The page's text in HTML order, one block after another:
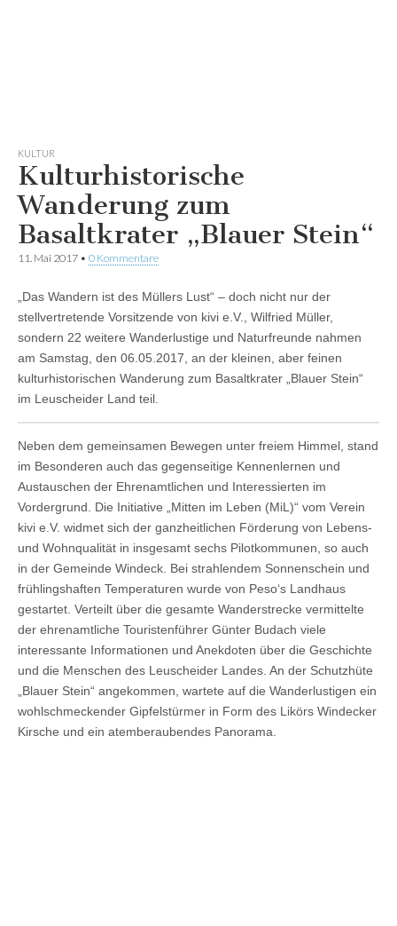
KULTUR
Kulturhistorische
Wanderung zum
Basaltkrater „Blauer Stein“
11. Mai 2017 • 0 Kommentare
„Das Wandern ist des Müllers Lust“ – doch nicht nur der
stellvertretende Vorsitzende von kivi e.V., Wilfried Müller,
sondern 22 weitere Wanderlustige und Naturfreunde nahmen
am Samstag, den 06.05.2017, an der kleinen, aber feinen
kulturhistorischen Wanderung zum Basaltkrater „Blauer Stein“
im Leuscheider Land teil.
Neben dem gemeinsamen Bewegen unter freiem Himmel, stand
im Besonderen auch das gegenseitige Kennenlernen und
Austauschen der Ehrenamtlichen und Interessierten im
Vordergrund. Die Initiative „Mitten im Leben (MiL)“ vom Verein
kivi e.V. widmet sich der ganzheitlichen Förderung von Lebens-
und Wohnqualität in insgesamt sechs Pilotkommunen, so auch
in der Gemeinde Windeck. Bei strahlendem Sonnenschein und
frühlingshaften Temperaturen wurde von Peso‘s Landhaus
gestartet. Verteilt über die gesamte Wanderstrecke vermittelte
der ehrenamtliche Touristenführer Günter Budach viele
interessante Informationen und Anekdoten über die Geschichte
und die Menschen des Leuscheider Landes. An der Schutzhüte
„Blauer Stein“ angekommen, wartete auf die Wanderlustigen ein
wohlschmeckender Gipfelstürmer in Form des Likörs Windecker
Kirsche und ein atemberaubendes Panorama.